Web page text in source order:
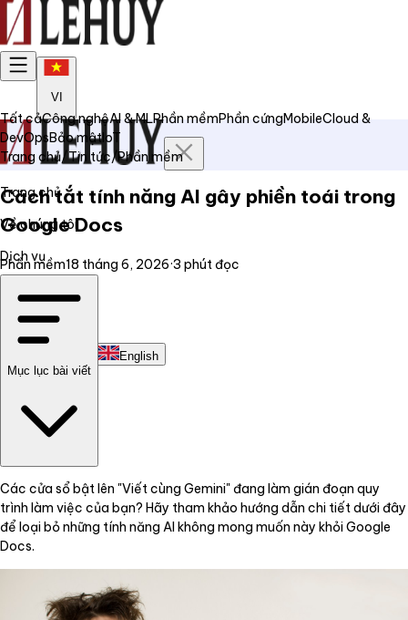
VI
Trang chủ
Về chúng tôi
Dịch vụ
Liên hệ
English
Tất cảCông nghệAI & MLPhần mềmPhần cứngMobileCloud &
DevOpsBảo mậtIoT
Trang chủ/Tin tức/Phần mềm
Cách tắt tính năng AI gây phiền toái trong
Google Docs
Phần mềm18 tháng 6, 2026·3 phút đọc
Mục lục bài viết
Các cửa sổ bật lên "Viết cùng Gemini" đang làm gián đoạn quy
trình làm việc của bạn? Hãy tham khảo hướng dẫn chi tiết dưới đây
để loại bỏ những tính năng AI không mong muốn này khỏi Google
Docs.